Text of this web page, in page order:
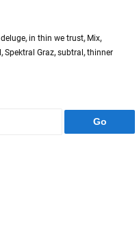
deluge, in thin we trust, Mix,
,Spektral Graz,subtral ,thinner